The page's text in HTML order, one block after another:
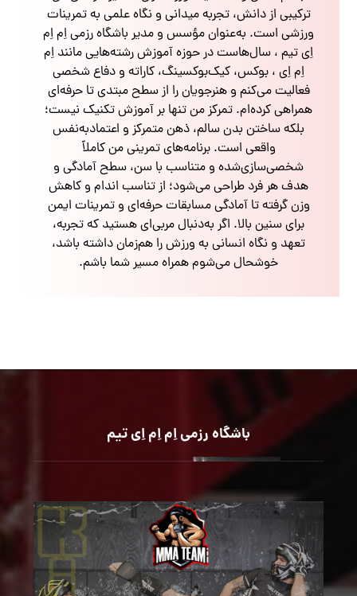
ترکیبی از دانش، تجربه میدانی و نگاه علمی به تمرینات
ورزشی است. به‌عنوان مؤسس و مدیر باشگاه رزمی اِم اِم
اِی تیم ، سال‌هاست در حوزه آموزش رشته‌هایی مانند اِم
اِم اِی ، بوکس، کیک‌بوکسینگ، کاراته و دفاع شخصی
فعالیت می‌کنم و هنرجویان را از سطح مبتدی تا حرفه‌ای
همراهی کرده‌ام. تمرکز من تنها بر آموزش تکنیک نیست؛
بلکه ساختن بدن سالم، ذهن متمرکز و اعتمادبه‌نفس
واقعی است. برنامه‌های تمرینی من کاملاً
شخصی‌سازی‌شده و متناسب با سن، سطح آمادگی و
هدف هر فرد طراحی می‌شود؛ از تناسب اندام و کاهش
وزن گرفته تا آمادگی مسابقات حرفه‌ای و تمرینات ایمن
برای سنین بالا. اگر به‌دنبال مربی‌ای هستید که تجربه،
تعهد و نگاه انسانی به ورزش را هم‌زمان داشته باشد،
خوشحال می‌شوم همراه مسیر شما باشم.
باشگاه رزمی اِم اِم اِی تیم